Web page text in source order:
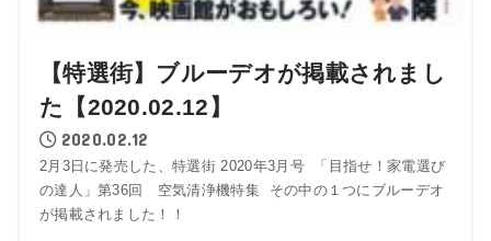
【特選街】ブルーデオが掲載されまし
た【2020.02.12】
2020.02.12
2月3日に発売した、特選街 2020年3月号 「目指せ！家電選び
の達人」第36回 空気清浄機特集 その中の１つにブルーデオ
が掲載されました！！